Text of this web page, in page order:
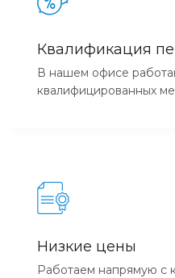
Квалификация
В нашем офисе
квалифицированных
Низкие цены
Работаем напрямую с